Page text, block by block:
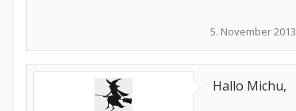
5. November 2013
Hallo Michu,